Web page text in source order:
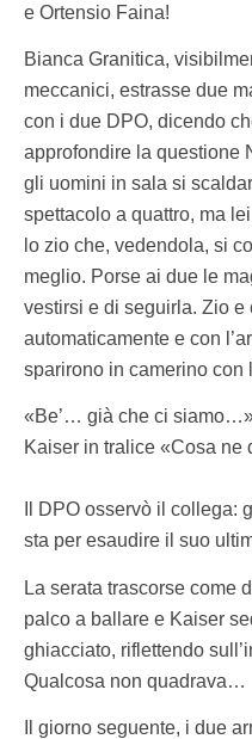
e Ortensio Faina!
Bianca Granitica,
meccanici, estrasse due
con i due DPO, dicendo
approfondire la questione
gli uomini in sala si
spettacolo a quattro, ma
lo zio che, vedendola, si
meglio. Porse ai due le
vestirsi e di seguirla. Zio
automaticamente e con
sparirono in camerino con
«Be’… già che ci
Kaiser in tralice «Cosa ne
Il DPO osservò il collega:
sta per esaudire il suo
La serata trascorse come
palco a ballare e Kaiser
ghiacciato, riflettendo
Qualcosa non quadrava…
Il giorno seguente, i due